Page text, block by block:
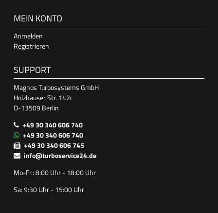
MEIN KONTO
Anmelden
Registrieren
SUPPORT
Magnos Turbosystems GmbH
Holzhauser Str. 142c
D-13509 Berlin
+49 30 340 606 740
+49 30 340 606 740
+49 30 340 606 745
info@turboservice24.de
Mo-Fr.: 8:00 Uhr - 18:00 Uhr
Sa: 9:30 Uhr - 15:00 Uhr